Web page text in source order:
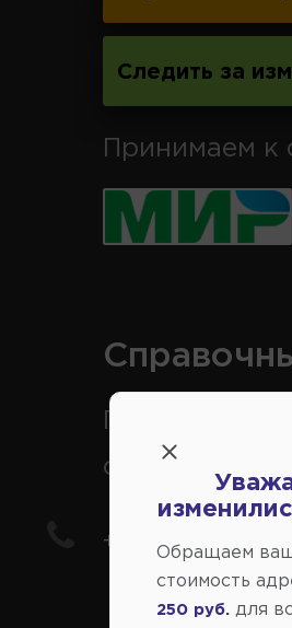
Следить за
Принимаем к
+7(978) 206-
Обращаем
стоимость
250 руб.
для